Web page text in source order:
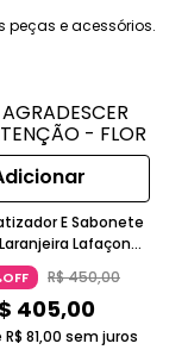
e acessórios.
E Sabonete
Lafaçon
Off White
R$450,00
405,00
R$ 81,00 sem juros